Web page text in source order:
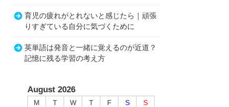
育児の疲れがとれないと感じたら｜頑張
りすぎている自分に気づくために
英単語は発音と一緒に覚えるのが近道？
記憶に残る学習の考え方
August 2026
M T W T F S
S